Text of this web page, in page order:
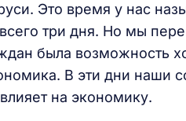
Это время у нас
три дня. Но мы
была возможность
В эти дни наши
на экономику.